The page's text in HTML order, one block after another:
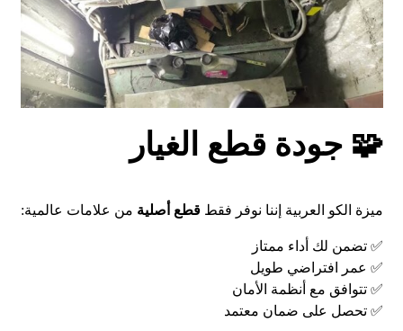
🧩 جودة قطع الغيار
ميزة الكو العربية إننا نوفر فقطقطع أصلية من علامات عالمية:
✅ تضمن لك أداء ممتاز
✅ عمر افتراضي طويل
✅ تتوافق مع أنظمة الأمان
✅ تحصل على ضمان معتمد